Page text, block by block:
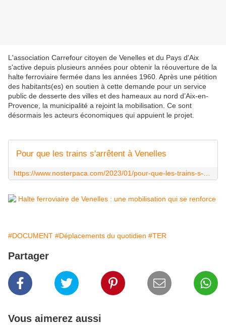
L'association Carrefour citoyen de Venelles et du Pays d'Aix
s'active depuis plusieurs années pour obtenir la réouverture de la
halte ferroviaire fermée dans les années 1960. Après une pétition
des habitants(es) en soutien à cette demande pour un service
public de desserte des villes et des hameaux au nord d’Aix-en-
Provence, la municipalité a rejoint la mobilisation. Ce sont
désormais les acteurs économiques qui appuient le projet.
Pour que les trains s'arrêtent à Venelles
#DOCUMENT #Déplacements du quotidien #TER
Partager
Vous aimerez aussi